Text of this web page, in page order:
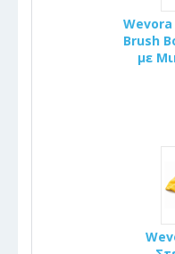
Brush
με